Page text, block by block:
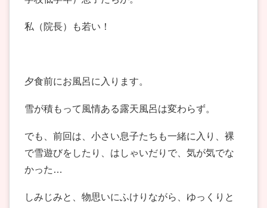
私（院長）も若い！
夕食前にお風呂に入ります。
雪が積もって風情ある露天風呂は変わらず。
でも、前回は、小さい息子たちも一緒に入り、裸
で雪遊びをしたり、はしゃいだりで、気が気でな
かった…
しみじみと、物思いにふけりながら、ゆっくりと